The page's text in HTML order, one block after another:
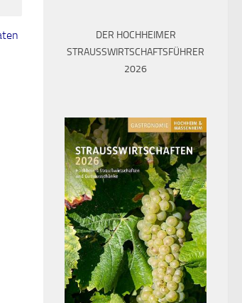
DER HOCHHEIMER
STRAUSSWIRTSCHAFTSFÜHRER 2
026